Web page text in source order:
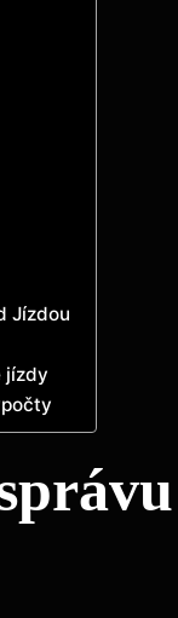
Jízdou
jízdy